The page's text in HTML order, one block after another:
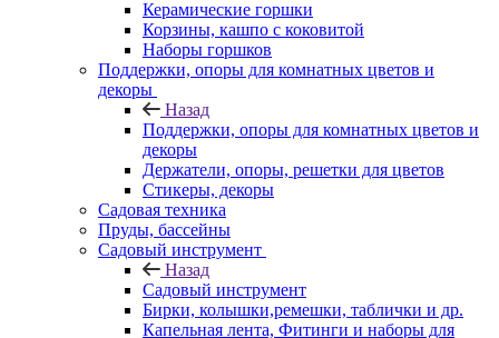
Керамические горшки
Корзины, кашпо с коковитой
Наборы горшков
Поддержки, опоры для комнатных цветов и
декоры
Назад
Поддержки, опоры для комнатных цветов и
декоры
Держатели, опоры, решетки для цветов
Стикеры, декоры
Садовая техника
Пруды, бассейны
Садовый инструмент
Назад
Садовый инструмент
Бирки, колышки,ремешки, таблички и др.
Капельная лента, Фитинги и наборы для